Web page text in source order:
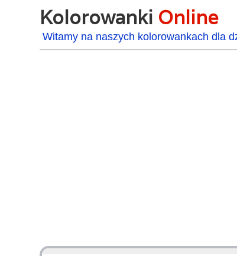
Kolorowanki Online
Witamy na naszych kolorowankach dla